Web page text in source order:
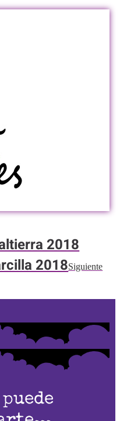
2018
2018Siguiente